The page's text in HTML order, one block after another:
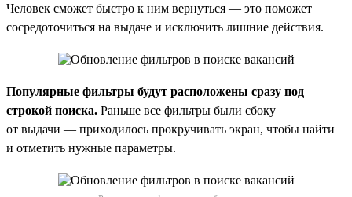
Человек сможет быстро к ним вернуться — это поможет
сосредоточиться на выдаче и исключить лишние действия.
Популярные фильтры будут расположены сразу под
строкой поиска. Раньше все фильтры были сбоку
от выдачи — приходилось прокручивать экран, чтобы найти
и отметить нужные параметры.